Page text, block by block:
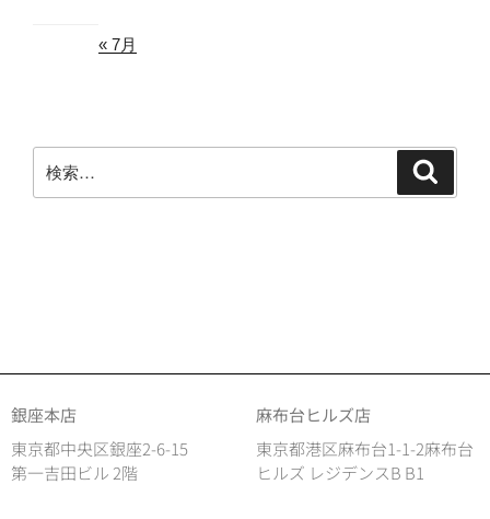
« 7月
銀座本店
東京都中央区銀座2-6-15
第一吉田ビル 2階
麻布台ヒルズ店
東京都港区麻布台1-1-2麻布台
ヒルズ レジデンスB B1